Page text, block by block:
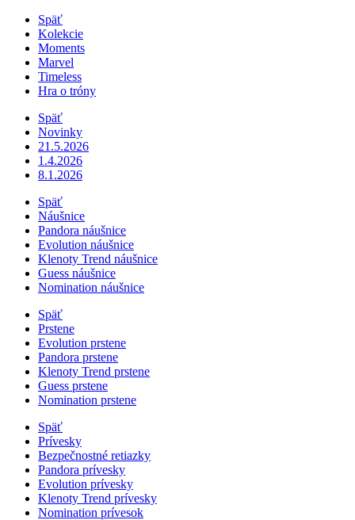
Späť
Kolekcie
Moments
Marvel
Timeless
Hra o tróny
Späť
Novinky
21.5.2026
1.4.2026
8.1.2026
Späť
Náušnice
Pandora náušnice
Evolution náušnice
Klenoty Trend náušnice
Guess náušnice
Nomination náušnice
Späť
Prstene
Evolution prstene
Pandora prstene
Klenoty Trend prstene
Guess prstene
Nomination prstene
Späť
Prívesky
Bezpečnostné retiazky
Pandora prívesky
Evolution prívesky
Klenoty Trend prívesky
Nomination prívesok